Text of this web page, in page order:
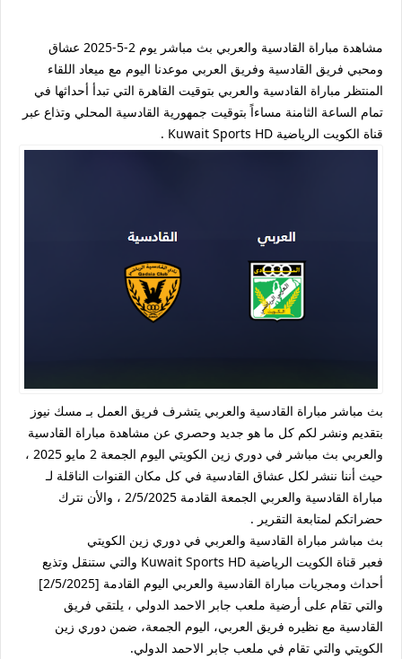
مشاهدة مباراة القادسية والعربي بث مباشر يوم 2-5-2025 عشاق
ومحبي فريق القادسية وفريق العربي موعدنا اليوم مع ميعاد اللقاء
المنتظر مباراة القادسية والعربي بتوقيت القاهرة التي تبدأ أحداثها في
تمام الساعة الثامنة مساءاً بتوقيت جمهورية القادسية المحلي وتذاع عبر
قناة الكويت الرياضية Kuwait Sports HD .
بث مباشر مباراة القادسية والعربي يتشرف فريق العمل بـ مسك نيوز
بتقديم ونشر لكم كل ما هو جديد وحصري عن مشاهدة مباراة القادسية
والعربي بث مباشر في دوري زين الكويتي اليوم الجمعة 2 مايو 2025 ،
حيث أننا ننشر لكل عشاق القادسية في كل مكان القنوات الناقلة لـ
مباراة القادسية والعربي الجمعة القادمة 2/5/2025 ، والأن نترك
حضراتكم لمتابعة التقرير .
بث مباشر مباراة القادسية والعربي في دوري زين الكويتي
فعبر قناة الكويت الرياضية Kuwait Sports HD والتي ستنقل وتذيع
أحداث ومجريات مباراة القادسية والعربي اليوم القادمة [2/5/2025]
والتي تقام على أرضية ملعب جابر الاحمد الدولي ، يلتقي فريق
القادسية مع نظيره فريق العربي، اليوم الجمعة، ضمن دوري زين
الكويتي والتي تقام في ملعب جابر الاحمد الدولي.